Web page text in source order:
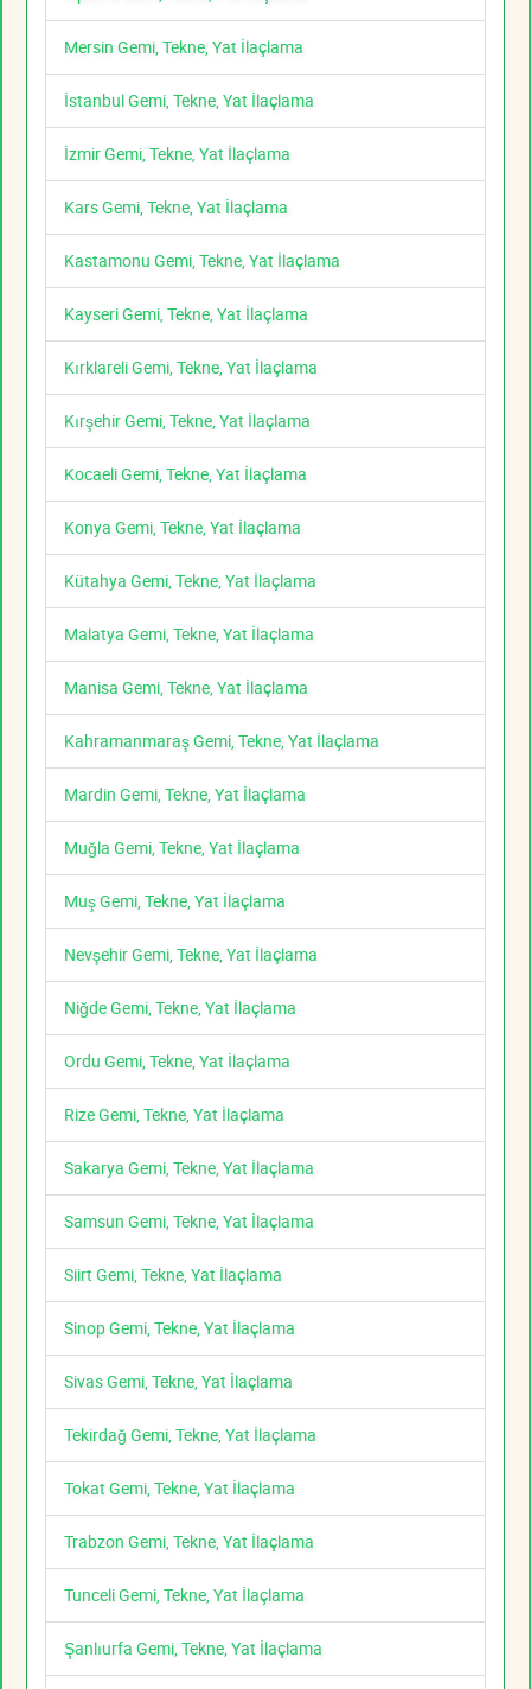
Mersin Gemi, Tekne, Yat İlaçlama
İstanbul Gemi, Tekne, Yat İlaçlama
İzmir Gemi, Tekne, Yat İlaçlama
Kars Gemi, Tekne, Yat İlaçlama
Kastamonu Gemi, Tekne, Yat İlaçlama
Kayseri Gemi, Tekne, Yat İlaçlama
Kırklareli Gemi, Tekne, Yat İlaçlama
Kırşehir Gemi, Tekne, Yat İlaçlama
Kocaeli Gemi, Tekne, Yat İlaçlama
Konya Gemi, Tekne, Yat İlaçlama
Kütahya Gemi, Tekne, Yat İlaçlama
Malatya Gemi, Tekne, Yat İlaçlama
Manisa Gemi, Tekne, Yat İlaçlama
Kahramanmaraş Gemi, Tekne, Yat İlaçlama
Mardin Gemi, Tekne, Yat İlaçlama
Muğla Gemi, Tekne, Yat İlaçlama
Muş Gemi, Tekne, Yat İlaçlama
Nevşehir Gemi, Tekne, Yat İlaçlama
Niğde Gemi, Tekne, Yat İlaçlama
Ordu Gemi, Tekne, Yat İlaçlama
Rize Gemi, Tekne, Yat İlaçlama
Sakarya Gemi, Tekne, Yat İlaçlama
Samsun Gemi, Tekne, Yat İlaçlama
Siirt Gemi, Tekne, Yat İlaçlama
Sinop Gemi, Tekne, Yat İlaçlama
Sivas Gemi, Tekne, Yat İlaçlama
Tekirdağ Gemi, Tekne, Yat İlaçlama
Tokat Gemi, Tekne, Yat İlaçlama
Trabzon Gemi, Tekne, Yat İlaçlama
Tunceli Gemi, Tekne, Yat İlaçlama
Şanlıurfa Gemi, Tekne, Yat İlaçlama